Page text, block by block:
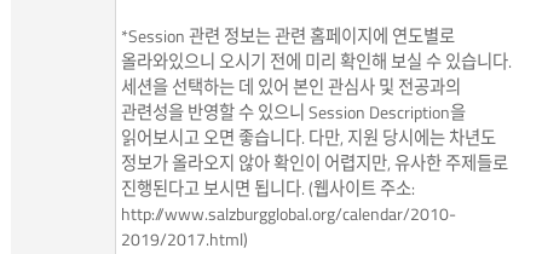
*Session 관련 정보는 관련 홈페이지에 연도별로
올라와있으니 오시기 전에 미리 확인해 보실 수 있습니다.
세션을 선택하는 데 있어 본인 관심사 및 전공과의
관련성을 반영할 수 있으니 Session Description을
읽어보시고 오면 좋습니다. 다만, 지원 당시에는 차년도
정보가 올라오지 않아 확인이 어렵지만, 유사한 주제들로
진행된다고 보시면 됩니다. (웹사이트 주소:
http://www.salzburgglobal.org/calendar/2010-
2019/2017.html)